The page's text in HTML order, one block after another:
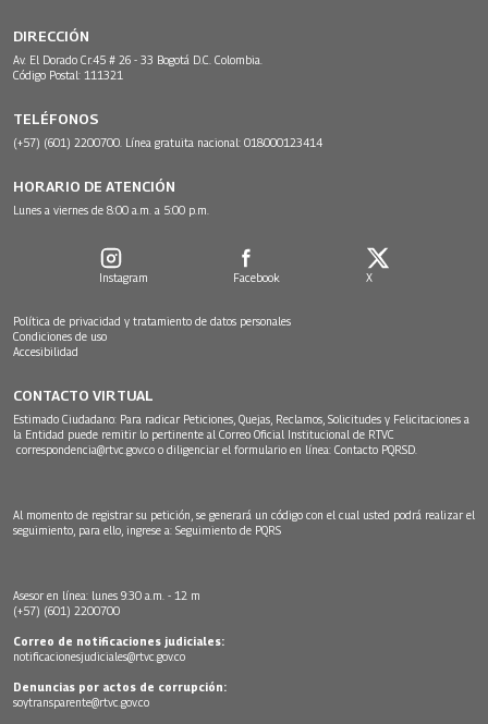
DIRECCIÓN
Av. El Dorado Cr.45 # 26 - 33 Bogotá D.C. Colombia.
Código Postal: 111321
TELÉFONOS
(+57) (601) 2200700. Línea gratuita nacional: 018000123414
HORARIO DE ATENCIÓN
Lunes a viernes de 8:00 a.m. a 5:00 p.m.
Instagram Facebook X
Política de privacidad y tratamiento de datos personales
Condiciones de uso
Accesibilidad
CONTACTO VIRTUAL
Estimado Ciudadano: Para radicar Peticiones, Quejas, Reclamos, Solicitudes y Felicitaciones a
la Entidad puede remitir lo pertinente al Correo Oficial Institucional de RTVC
correspondencia@rtvc.gov.co o diligenciar el formulario en línea: Contacto PQRSD.
Al momento de registrar su petición, se generará un código con el cual usted podrá realizar el
seguimiento, para ello, ingrese a: Seguimiento de PQRS
Asesor en línea: lunes 9:30 a.m. - 12 m
(+57) (601) 2200700
Correo de notificaciones judiciales:
notificacionesjudiciales@rtvc.gov.co
Denuncias por actos de corrupción:
soytransparente@rtvc.gov.co